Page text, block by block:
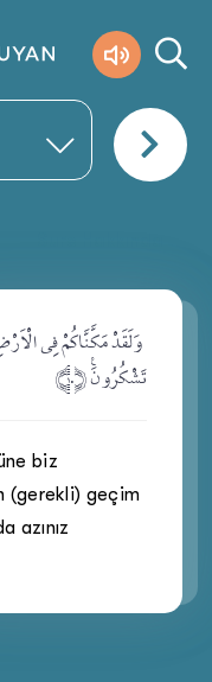
وَلَقَدْ مَكَّنَّاكُمْ فِي
تَشْكُرُونَ۟ ﴿.١﴾
biz
(gerekli) geçim
azınız